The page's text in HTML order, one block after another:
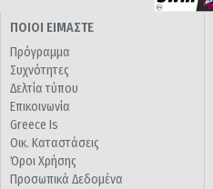
ΠΟΙΟΙ ΕΙΜΑΣΤΕ
Πρόγραμμα
Συχνότητες
Δελτία τύπου
Επικοινωνία
Greece Is
Οικ. Καταστάσεις
Όροι Χρήσης
Προσωπικά Δεδομένα